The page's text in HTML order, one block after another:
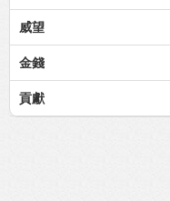
威望
金錢
貢獻